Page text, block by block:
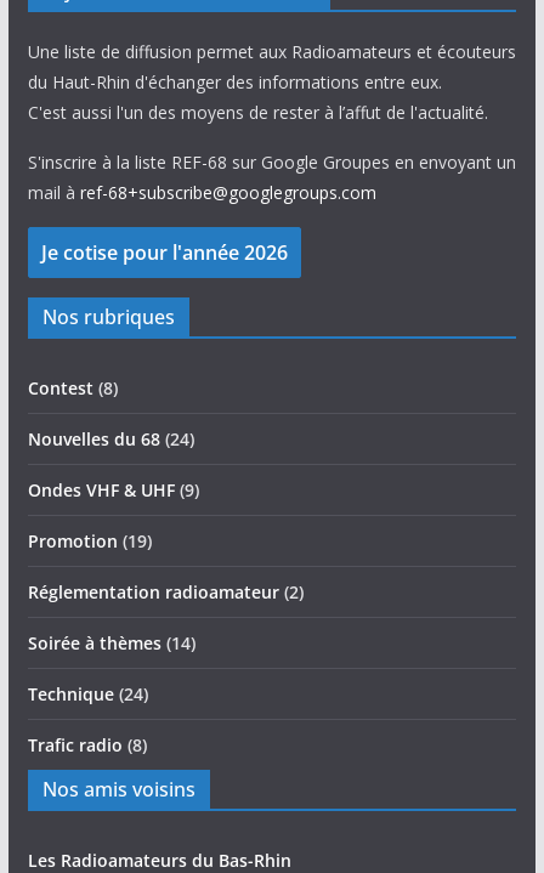
Une liste de diffusion permet aux Radioamateurs et écouteurs
du Haut-Rhin d'échanger des informations entre eux.
C'est aussi l'un des moyens de rester à l’affut de l'actualité.
S'inscrire à la liste REF-68 sur Google Groupes en envoyant un
mail à ref-68+subscribe@googlegroups.com
Nos rubriques
Contest (8)
Nouvelles du 68(24)
Ondes VHF & UHF(9)
Promotion (19)
Réglementation radioamateur(2)
Soirée à thèmes(14)
Technique(24)
Trafic radio (8)
Nos amis voisins
Les Radioamateurs du Bas-Rhin